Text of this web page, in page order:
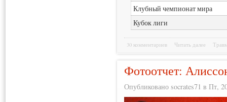
Клубный чемпионат мира
Кубок лиги
30 комментариев Читать далее
Фотоотчет:
Опубликовано socrates71 в Пт,